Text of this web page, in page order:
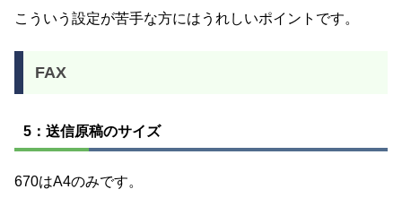
こういう設定が苦手な方にはうれしいポイントです。
FAX
5：送信原稿のサイズ
670はA4のみです。